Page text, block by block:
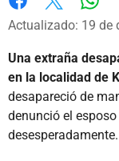
Facebook
X
Actualizado: 19 de
Una extraña
en la localidad de
desapareció de
denunció el
desesperadamente.